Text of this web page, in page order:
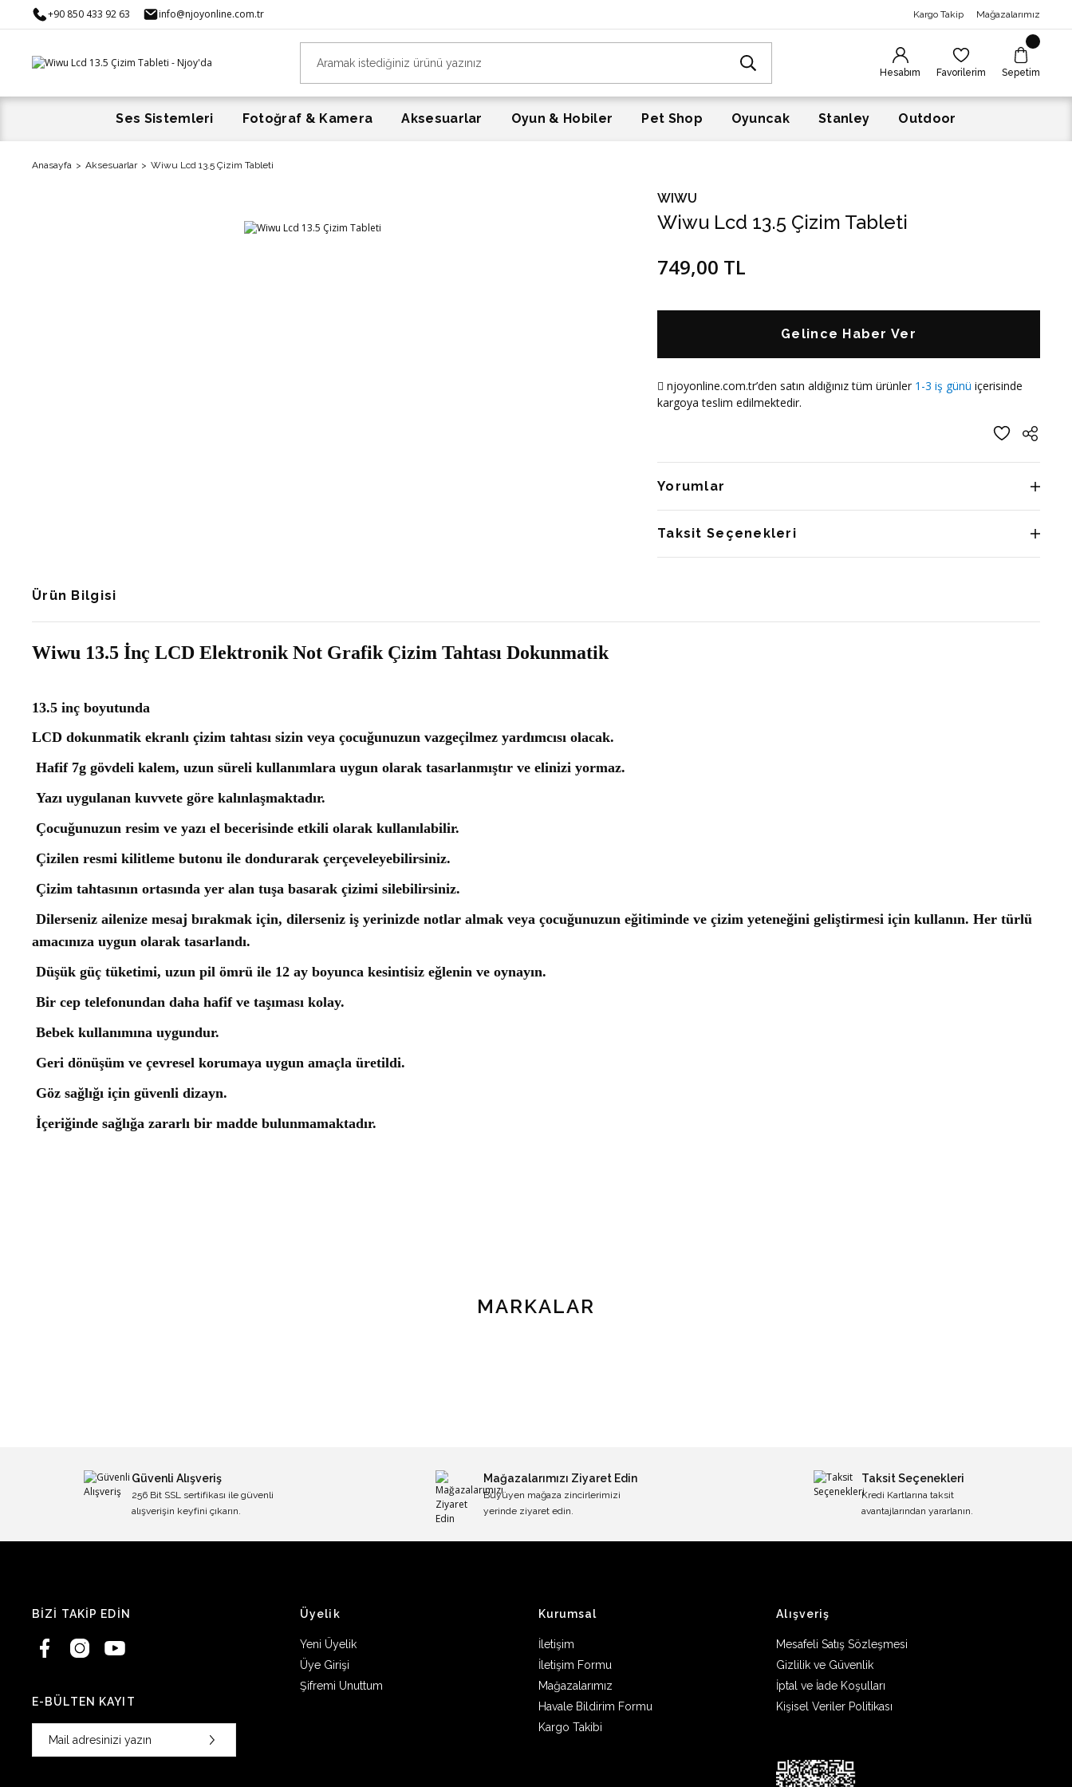
+90 850 433 92 63 info@njoyonline.com.tr Kargo Takip Mağazalarımız
Hesabım Favorilerim Sepetim
Ses Sistemleri Fotoğraf & Kamera Aksesuarlar Oyun & Hobiler Pet Shop Oyuncak Stanley Outdoor
Anasayfa Aksesuarlar Wiwu Lcd 13.5 Çizim Tableti
WIWU
Wiwu Lcd 13.5 Çizim Tableti
749,00 TL
Gelince Haber Ver
njoyonline.com.tr’den satın aldığınız tüm ürünler 1-3 iş günü içerisinde
kargoya teslim edilmektedir.
Yorumlar
Taksit Seçenekleri
Ürün Bilgisi
Wiwu 13.5 İnç LCD Elektronik Not Grafik Çizim Tahtası Dokunmatik
13.5 inç boyutunda
LCD dokunmatik ekranlı çizim tahtası sizin veya çocuğunuzun vazgeçilmez yardımcısı olacak.
Hafif 7g gövdeli kalem, uzun süreli kullanımlara uygun olarak tasarlanmıştır ve elinizi yormaz.
Yazı uygulanan kuvvete göre kalınlaşmaktadır.
Çocuğunuzun resim ve yazı el becerisinde etkili olarak kullanılabilir.
Çizilen resmi kilitleme butonu ile dondurarak çerçeveleyebilirsiniz.
Çizim tahtasının ortasında yer alan tuşa basarak çizimi silebilirsiniz.
Dilerseniz ailenize mesaj bırakmak için, dilerseniz iş yerinizde notlar almak veya çocuğunuzun eğitiminde ve çizim yeteneğini geliştirmesi için kullanın. Her türlü
amacınıza uygun olarak tasarlandı.
Düşük güç tüketimi, uzun pil ömrü ile 12 ay boyunca kesintisiz eğlenin ve oynayın.
Bir cep telefonundan daha hafif ve taşıması kolay.
Bebek kullanımına uygundur.
Geri dönüşüm ve çevresel korumaya uygun amaçla üretildi.
Göz sağlığı için güvenli dizayn.
İçeriğinde sağlığa zararlı bir madde bulunmamaktadır.
MARKALAR
Güvenli Alışveriş
256 Bit SSL sertifikası ile güvenli
alışverişin keyfini çıkarın.
Mağazalarımızı Ziyaret Edin
Büyüyen mağaza zincirlerimizi
yerinde ziyaret edin.
Taksit Seçenekleri
Kredi Kartlarına taksit
avantajlarından yararlanın.
BİZİ TAKİP EDİN
E-BÜLTEN KAYIT
Üyelik
Yeni Üyelik
Üye Girişi
Şifremi Unuttum
Kurumsal
İletişim
İletişim Formu
Mağazalarımız
Havale Bildirim Formu
Kargo Takibi
Alışveriş
Mesafeli Satış Sözleşmesi
Gizlilik ve Güvenlik
İptal ve İade Koşulları
Kişisel Veriler Politikası